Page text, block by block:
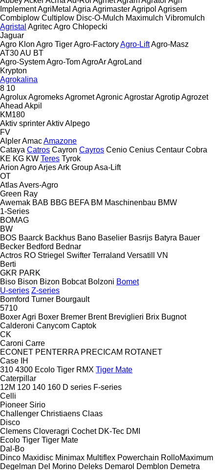
ImplementAgriMetal Agria AgrimasterAgripol Agrisem
Combiplow Cultiplow Disc-O-Mulch Maximulch Vibromulch
Agristal AgritecAgro Chłopecki
Jaguar
Agro Klon Agro TigerAgro-FactoryAgro-LiftAgro-Masz
AT30AU BT
Agro-SystemAgro-TomAgroArAgroLand
Krypton
Agrokalina
8 10
AgroluxAgromeksAgrometAgronicAgrostarAgrotipAgrozet
Ahead Akpil
KM180
Aktiv sprinterAktivAlpego
FV
AlplerAmacAmazone
Cataya Catros Cayron Cayros Cenio Cenius Centaur Cobra
KE KG KW Teres Tyrok
Arion AgroArjesArk GroupAsa-Lift
OT
AtlasAvers-Agro
Green Ray
Awemak BAB BBG BEFA BM Maschinenbau BMW
1-Series
BOMAG
BW
BOS Baarck Backhus Bano Baselier Basrijs Batyra Bauer
Becker Bedford Bednar
Actros RO Striegel Swifter Terraland Versatill VN
Berti
GKR PARK
Biso Bison Bizon Bobcat Bolzoni Bomet
U-series Z-series
Bomford Turner Bourgault
5710
Boxer Agri Boxer Bremer Brent Breviglieri Brix Bugnot
Calderoni Canycom Captok
CK
Caroni Carre
ECONET PENTERRA PRECICAM ROTANET
Case IH
310 4300 Ecolo Tiger RMX Tiger Mate
Caterpillar
12M 120 140 160 D series F-series
Celli
Pioneer Sirio
Challenger Christiaens Claas
Disco
Clemens Cloveragri Cochet DK-Tec DMI
Ecolo Tiger Tiger Mate
Dal-Bo
Dinco Maxidisc Minimax Multiflex Powerchain RolloMaximum
Degelman Del Morino Deleks Demarol Demblon Demetra